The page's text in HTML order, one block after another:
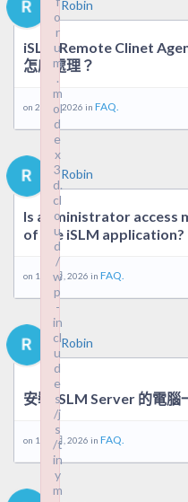
Robin
iSLM Remote Clinet
怎麼處理？
on 2 4 月, 2026 in FAQ.
Robin
Is administrator access
of the iSLM application?
on 18 3 月, 2026 in FAQ.
Robin
安裝 iSLM Server 的電腦
on 18 3 月, 2026 in FAQ.
o
r
u
m
.
m
ol
d
e
x
3
d.
cl
o
u
d
/
w
p
-
in
cl
u
d
e
s
/j
s
/t
in
y
m